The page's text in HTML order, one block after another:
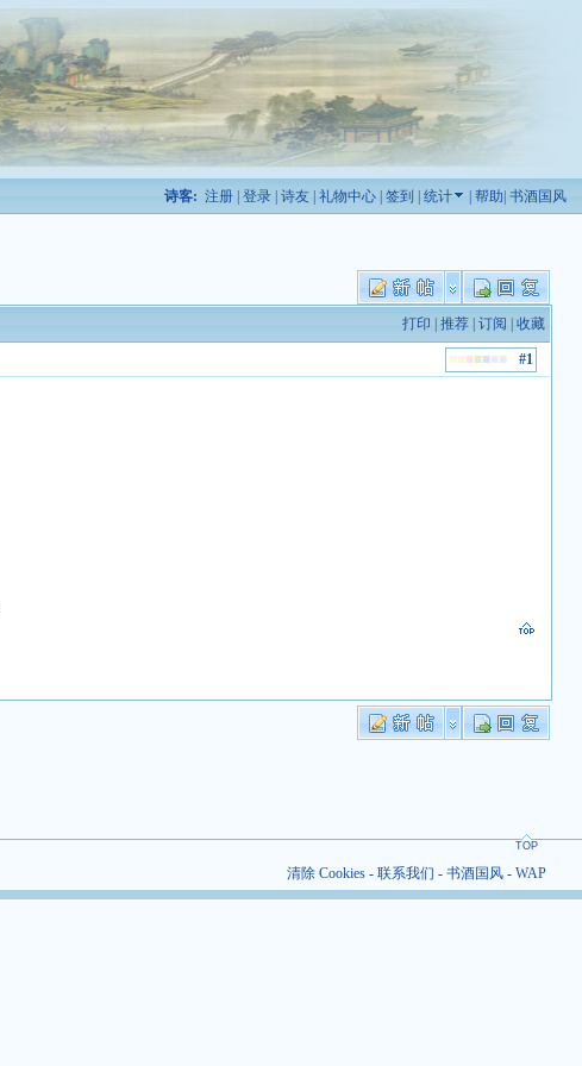
诗客: 注册| 登录| 诗友| 礼物中心| 签到 统计 帮助 书酒国风
打印 推荐| 订阅 收藏
■■■■■ #1
TOP
清除 Cookies - 联系我们 - 书酒国风 - WAP